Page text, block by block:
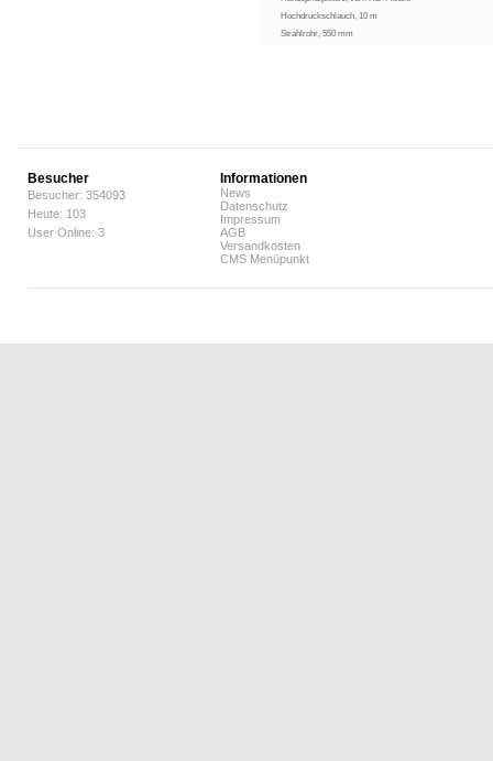
Hochdruckschlauch, 10 m
Strahlrohr, 550 mm
Besucher
Besucher: 354093
Heute: 103
User Online: 3
Informationen
News
Datenschutz
Impressum
AGB
Versandkosten
CMS Menüpunkt